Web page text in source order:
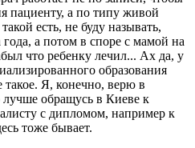
пациенту, а по типу живой
есть, не буду называть,
года, а потом в споре с мамой на
что ребенку лечил... Ах да, у
образования
такое. Я, конечно, верю в
лучше обращусь в Киеве к
с дипломом, например к
тоже бывает.